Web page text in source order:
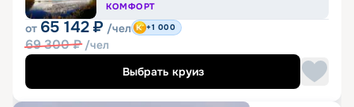
КОМФОРТ
от 65 142 ₽ /чел
69 300₽ /чел
+1 000
Выбрать круиз